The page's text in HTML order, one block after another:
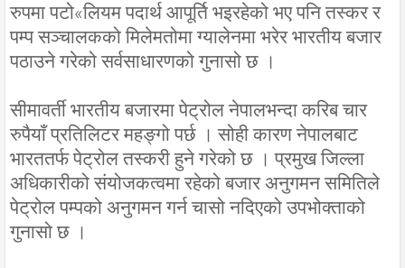
रुपमा पटो«लियम पदार्थ आपूर्ति भइरहेको भए पनि तस्कर र
पम्प सञ्चालकको मिलेमतोमा ग्यालेनमा भरेर भारतीय बजार
पठाउने गरेको सर्वसाधारणको गुनासो छ ।
सीमावर्ती भारतीय बजारमा पेट्रोल नेपालभन्दा करिब चार
रुपैयाँ प्रतिलिटर महङ्गो पर्छ । सोही कारण नेपालबाट
भारततर्फ पेट्रोल तस्करी हुने गरेको छ । प्रमुख जिल्ला
अधिकारीको संयोजकत्वमा रहेको बजार अनुगमन समितिले
पेट्रोल पम्पको अनुगमन गर्न चासो नदिएको उपभोक्ताको
गुनासो छ ।